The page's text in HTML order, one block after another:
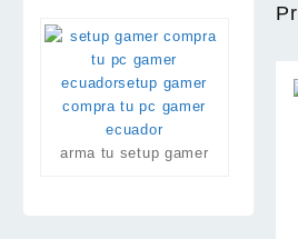
arma tu setup gamer